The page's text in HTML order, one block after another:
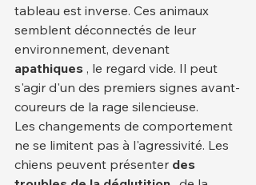
tableau est inverse. Ces animaux
semblent déconnectés de leur
environnement, devenant
apathiques , le regard vide. Il peut
s'agir d'un des premiers signes avant-
coureurs de la rage silencieuse.
Les changements de comportement
ne se limitent pas à l'agressivité. Les
chiens peuvent présenter des